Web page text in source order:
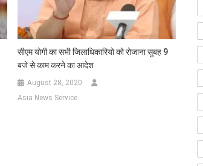
सीएम योगी का सभी जिलाधिकारियो को रोजाना सुबह 9
बजे से काम करने का आदेश
August 28, 2020
Asia News Service